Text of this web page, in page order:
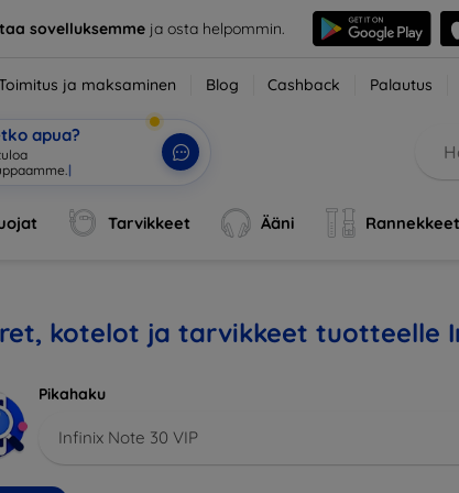
sovelluksemmeja osta helpommin.
ja maksaminen Blog Cashback Palautus
apua?
verkkok
Tarvikkeet Ääni Rannekkeet
kotelot ja tarvikkeet tuotteelle
Pikahaku
Infinix Note 30 VIP